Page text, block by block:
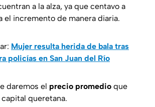
a la alza, ya que centavo a
el incremento de manera diaria.
Mujer resulta herida de bala tras
policías en San Juan del Río
daremos el precio promedio que
queretana.